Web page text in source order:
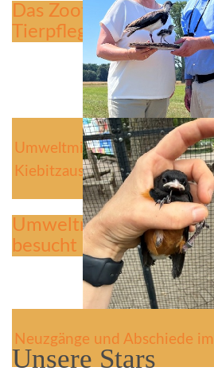
Das Zooteam sucht
Tierpflege
Umweltministerin Christine
Kiebitzauswilderungsprojekt
Umweltministerin
besucht
Neuzgänge und Abschiede
Unsere Stars